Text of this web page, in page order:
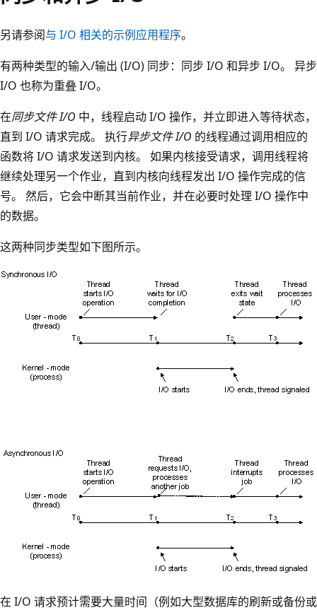
另请参阅与 I/O 相关的示例应用程序。
有两种类型的输入/输出 (I/O) 同步：同步 I/O 和异步 I/O。 异步
I/O 也称为重叠 I/O。
在同步文件 I/O 中，线程启动 I/O 操作，并立即进入等待状态，
直到 I/O 请求完成。 执行异步文件 I/O 的线程通过调用相应的
函数将 I/O 请求发送到内核。 如果内核接受请求，调用线程将
继续处理另一个作业，直到内核向线程发出 I/O 操作完成的信
号。 然后，它会中断其当前作业，并在必要时处理 I/O 操作中
的数据。
这两种同步类型如下图所示。
在 I/O 请求预计需要大量时间（例如大型数据库的刷新或备份或